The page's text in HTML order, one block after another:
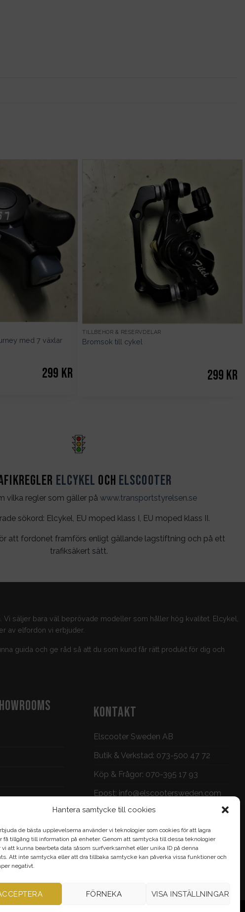
Hantera samtycke till cookies
de bästa upplevelserna använder vi teknologier som cookies för att lagra
få tillgång till information på enheter. Genom att samtycka till dessa teknologier
vi att kunna bearbeta data såsom surfverksamhet eller unika ID på denna
Att inte samtycka eller att dra tillbaka samtycke kan påverka vissa funktioner och
negativt.
FÖRNEKA VISA INSTÄLLNINGAR
med 7 växlar
299 kr
TILLBEHÖR & RESERVDELAR
Bromsok till cykel
299 kr
Elcykel och Elscooter
vilka regler som gäller på www.transportstyrelsen.se
sökord: Elcykel, EU moped klass I, EU moped klass II.
att fordonet framförs enligt gällande lagstiftning och på ett
trafiksäkert sätt.
säljer bara väl beprövade modeller som håller hög kvalitet. Elcykel,
av elfordon vi erbjuder.
guida och ge råd så att du som kund får rätt produkt för dig och
KONTAKT
Elscooter Sweden AB
Butik & Verkstad: 073-500 47 72
Köp & Frågor: 070-395 17 93
Epost: info@elscootersweden.com
Brunnsgatan 7, Jönköping